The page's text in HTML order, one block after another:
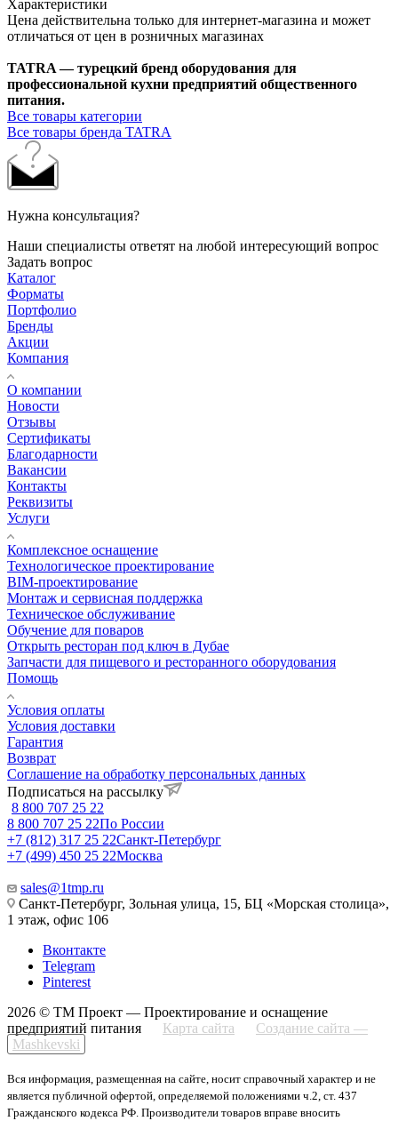
Характеристики
Цена действительна только для интернет-магазина и может
отличаться от цен в розничных магазинах
TATRA — турецкий бренд оборудования для
профессиональной кухни предприятий общественного
питания.
Все товары категории
Все товары бренда TATRA
Нужна консультация?
Наши специалисты ответят на любой интересующий вопрос
Задать вопрос
Каталог
Форматы
Портфолио
Бренды
Акции
Компания
О компании
Новости
Отзывы
Сертификаты
Благодарности
Вакансии
Контакты
Реквизиты
Услуги
Комплексное оснащение
Технологическое проектирование
BIM-проектирование
Монтаж и сервисная поддержка
Техническое обслуживание
Обучение для поваров
Открыть ресторан под ключ в Дубае
Запчасти для пищевого и ресторанного оборудования
Помощь
Условия оплаты
Условия доставки
Гарантия
Возврат
Соглашение на обработку персональных данных
Подписаться на рассылку
8 800 707 25 22
8 800 707 25 22По России
+7 (812) 317 25 22Санкт-Петербург
+7 (499) 450 25 22Москва
sales@1tmp.ru
Санкт-Петербург, Зольная улица, 15, БЦ «Морская столица»,
1 этаж, офис 106
Вконтакте
Telegram
Pinterest
2026 © ТМ Проект — Проектирование и оснащение
предприятий питания
Карта сайта
Создание сайта —
Mashkevski
Вся информация, размещенная на сайте, носит справочный характер и не
является публичной офертой, определяемой положениями ч.2, ст. 437
Гражданского кодекса РФ. Производители товаров вправе вносить